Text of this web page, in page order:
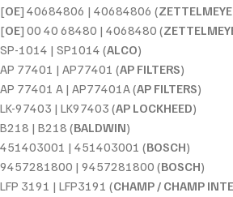
[OE] 40684806 | 40684806 (
[OE] 00 40 68480 | 4068480 (
SP-1014 | SP1014 (ALCO)
AP 77401 | AP77401 (AP FILTERS)
AP 77401 A | AP77401A (AP FILTERS)
LK-97403 | LK97403 (AP LOCKHEED)
B218 | B218 (BALDWIN)
451403001 | 451403001 (BOSCH)
9457281800 | 9457281800 (BOSCH)
LFP 3191 | LFP3191 (CHAMP / CHAMP